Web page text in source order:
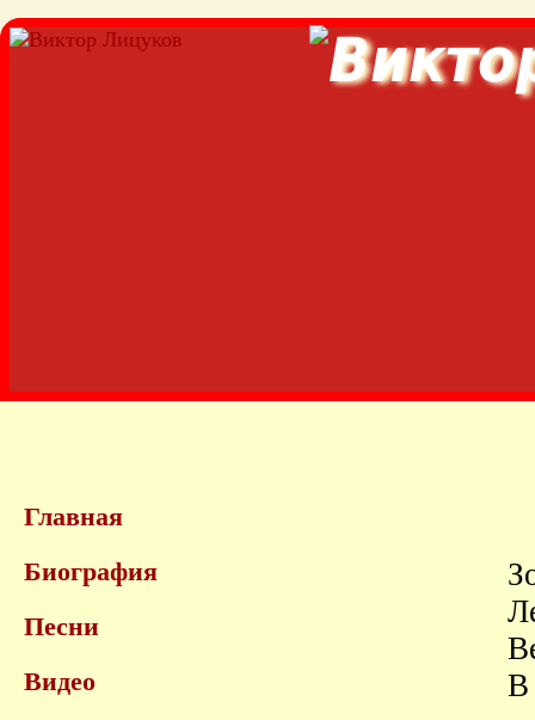
Главная
Биография
Песни
Видео
В